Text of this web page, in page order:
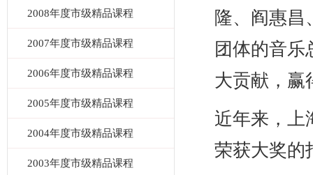
2008年度市级精品课程
2007年度市级精品课程
2006年度市级精品课程
2005年度市级精品课程
2004年度市级精品课程
2003年度市级精品课程
隆、阎惠昌
团体的音
大贡献，赢
近年来，上
荣获大奖的